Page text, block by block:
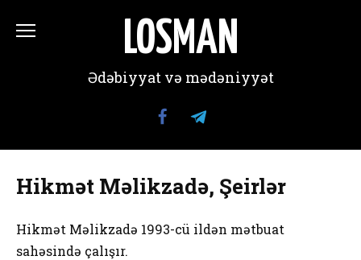
содержанию LOSMAN
Ədəbiyyat və mədəniyyət
Hikmət Məlikzadə, Şeirlər
Hikmət Məlikzadə 1993-cü ildən mətbuat
sahəsində çalışır.